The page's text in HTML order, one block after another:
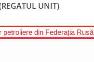
UNIT)
din Federația Rusă